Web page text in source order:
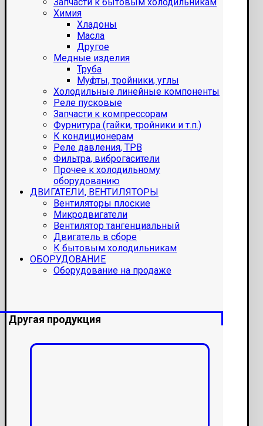
Химия
Хладоны
Масла
Другое
Медные изделия
Труба
Муфты, тройники, углы
Холодильные линейные компоненты
Реле пусковые
Запчасти к компрессорам
Фурнитура (гайки, тройники и т.п.)
К кондиционерам
Реле давления, ТРВ
Фильтра, виброгасители
Прочее к холодильному
оборудованию
ДВИГАТЕЛИ, ВЕНТИЛЯТОРЫ
Вентиляторы плоские
Микродвигатели
Вентилятор тангенциальный
Двигатель в сборе
К бытовым холодильникам
ОБОРУДОВАНИЕ
Оборудование на продаже
Другая продукция